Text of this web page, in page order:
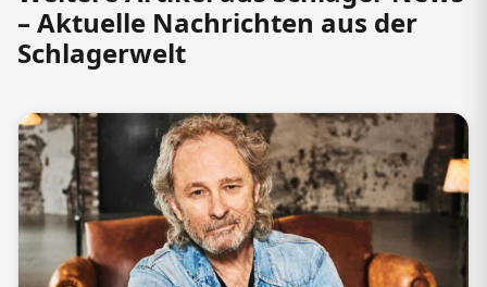
– Aktuelle Nachrichten aus der
Schlagerwelt